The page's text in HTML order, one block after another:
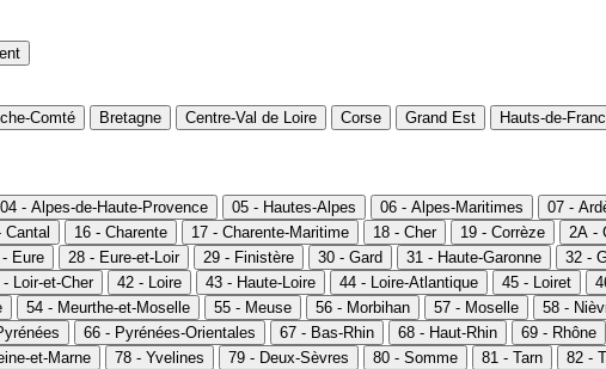
Comté Bretagne Centre-Val de Loire Corse Grand Est Hauts-de-
04 - Alpes-de-Haute-Provence 05 - Hautes-Alpes 06 - Alpes-Maritimes 07 -
Cantal 16 - Charente 17 - Charente-Maritime 18 - Cher 19 - Corrèze 2A -
Eure 28 - Eure-et-Loir 29 - Finistère 30 - Gard 31 - Haute-Garonne 32 -
- Loir-et-Cher 42 - Loire 43 - Haute-Loire 44 - Loire-Atlantique 45 - Loiret
54 - Meurthe-et-Moselle 55 - Meuse 56 - Morbihan 57 - Moselle 58 -
66 - Pyrénées-Orientales 67 - Bas-Rhin 68 - Haut-Rhin 69 - Rhône
et-Marne 78 - Yvelines 79 - Deux-Sèvres 80 - Somme 81 - Tarn 82 -